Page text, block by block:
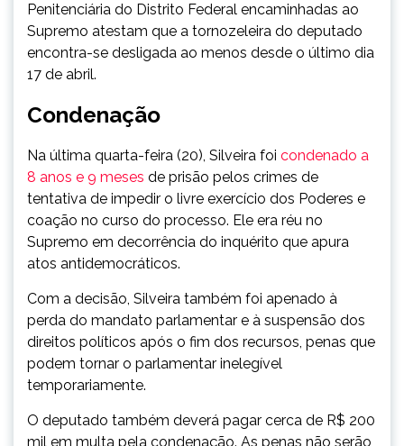
Penitenciária do Distrito Federal encaminhadas ao
Supremo atestam que a tornozeleira do deputado
encontra-se desligada ao menos desde o último dia
17 de abril.
Condenação
Na última quarta-feira (20), Silveira foi condenado a
8 anos e 9 meses de prisão pelos crimes de
tentativa de impedir o livre exercício dos Poderes e
coação no curso do processo. Ele era réu no
Supremo em decorrência do inquérito que apura
atos antidemocráticos.
Com a decisão, Silveira também foi apenado à
perda do mandato parlamentar e à suspensão dos
direitos políticos após o fim dos recursos, penas que
podem tornar o parlamentar inelegível
temporariamente.
O deputado também deverá pagar cerca de R$ 200
mil em multa pela condenação. As penas não serão